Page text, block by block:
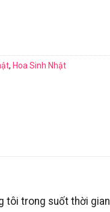
, Hoa Sinh Nhật
tôi trong suốt thời gian